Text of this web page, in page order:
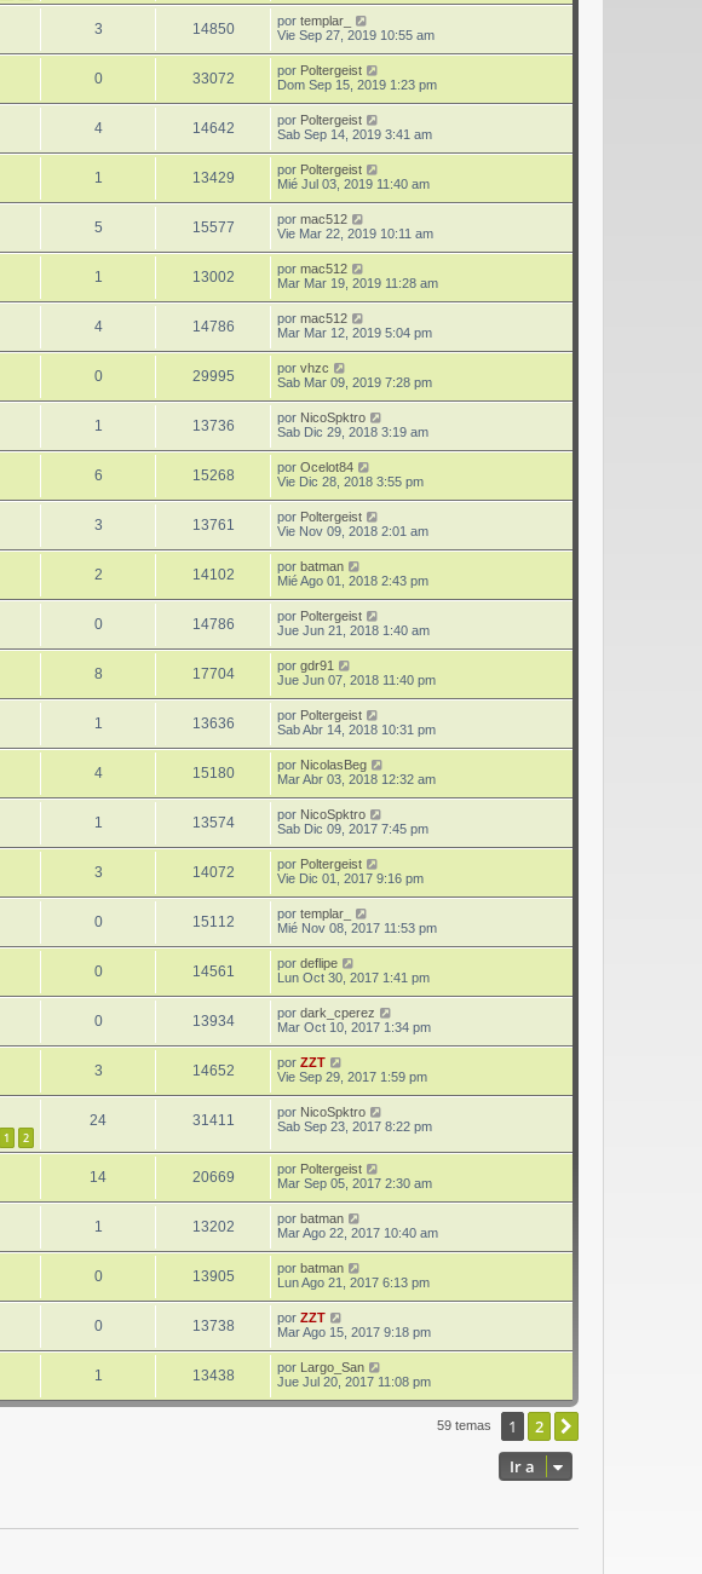
3 14850 por templar_
Vie Sep 27, 2019 10:55 am
0 33072 por Poltergeist
Dom Sep 15, 2019 1:23 pm
4 14642 por Poltergeist
Sab Sep 14, 2019 3:41 am
1 13429 por Poltergeist
Mié Jul 03, 2019 11:40 am
5 15577 por mac512
Vie Mar 22, 2019 10:11 am
1 13002 por mac512
Mar Mar 19, 2019 11:28 am
4 14786 por mac512
Mar Mar 12, 2019 5:04 pm
0 29995 por vhzc
Sab Mar 09, 2019 7:28 pm
1 13736 por NicoSpktro
Sab Dic 29, 2018 3:19 am
6 15268 por Ocelot84
Vie Dic 28, 2018 3:55 pm
3 13761 por Poltergeist
Vie Nov 09, 2018 2:01 am
2 14102 por batman
Mié Ago 01, 2018 2:43 pm
0 14786 por Poltergeist
Jue Jun 21, 2018 1:40 am
8 17704 por gdr91
Jue Jun 07, 2018 11:40 pm
1 13636 por Poltergeist
Sab Abr 14, 2018 10:31 pm
4 15180 por NicolasBeg
Mar Abr 03, 2018 12:32 am
1 13574 por NicoSpktro
Sab Dic 09, 2017 7:45 pm
3 14072 por Poltergeist
Vie Dic 01, 2017 9:16 pm
0 15112 por templar_
Mié Nov 08, 2017 11:53 pm
0 14561 por deflipe
Lun Oct 30, 2017 1:41 pm
0 13934 por dark_cperez
Mar Oct 10, 2017 1:34 pm
3 14652 por ZZT
Vie Sep 29, 2017 1:59 pm
1 2
24 31411 por NicoSpktro
Sab Sep 23, 2017 8:22 pm
14 20669 por Poltergeist
Mar Sep 05, 2017 2:30 am
1 13202 por batman
Mar Ago 22, 2017 10:40 am
0 13905 por batman
Lun Ago 21, 2017 6:13 pm
0 13738 por ZZT
Mar Ago 15, 2017 9:18 pm
1 13438 por Largo_San
Jue Jul 20, 2017 11:08 pm
59 temas 1 2
Ir a